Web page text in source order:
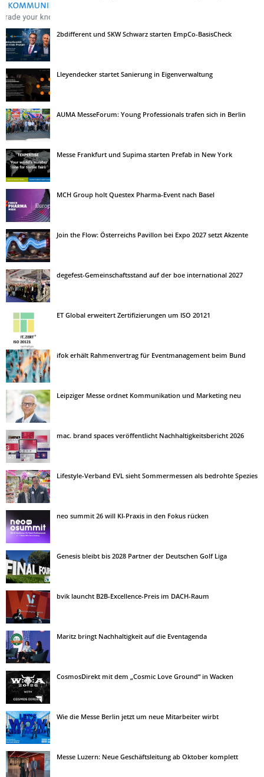
2bdifferent und SKW Schwarz starten EmpCo-BasisCheck
Lleyendecker startet Sanierung in Eigenverwaltung
AUMA MesseForum: Young Professionals trafen sich in Berlin
Messe Frankfurt und Supima starten Prefab in New York
MCH Group holt Questex Pharma-Event nach Basel
Join the Flow: Österreichs Pavillon bei Expo 2027 setzt Akzente
degefest-Gemeinschaftsstand auf der boe international 2027
ET Global erweitert Zertifizierungen um ISO 20121
ifok erhält Rahmenvertrag für Eventmanagement beim Bund
Leipziger Messe ordnet Kommunikation und Marketing neu
mac. brand spaces veröffentlicht Nachhaltigkeitsbericht 2026
Lifestyle-Verband EVL sieht Sommermessen als bedrohte Spezies
neo summit 26 will KI-Praxis in den Fokus rücken
Genesis bleibt bis 2028 Partner der Deutschen Golf Liga
bvik launcht B2B-Excellence-Preis im DACH-Raum
Maritz bringt Nachhaltigkeit auf die Eventagenda
CosmosDirekt mit dem „Cosmic Love Ground“ in Wacken
Wie die Messe Berlin jetzt um neue Mitarbeiter wirbt
Messe Luzern: Neue Geschäftsleitung ab Oktober komplett